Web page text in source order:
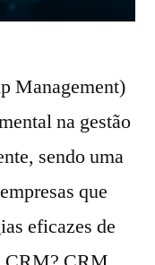
Management)
na gestão
sendo uma
que
eficazes de